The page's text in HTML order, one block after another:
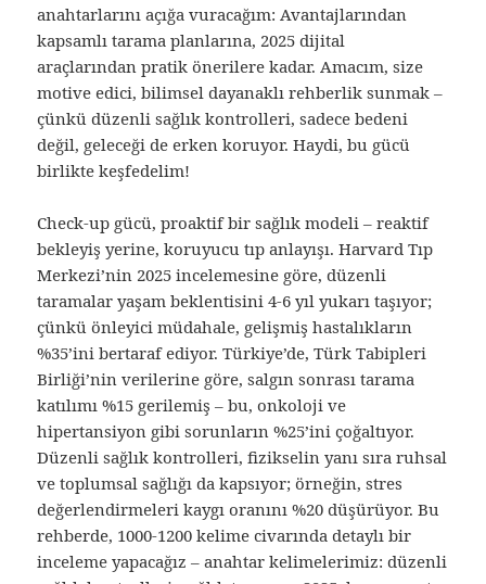
anahtarlarını açığa vuracağım: Avantajlarından
kapsamlı tarama planlarına, 2025 dijital
araçlarından pratik önerilere kadar. Amacım, size
motive edici, bilimsel dayanaklı rehberlik sunmak –
çünkü düzenli sağlık kontrolleri, sadece bedeni
değil, geleceği de erken koruyor. Haydi, bu gücü
birlikte keşfedelim!
Check-up gücü, proaktif bir sağlık modeli – reaktif
bekleyiş yerine, koruyucu tıp anlayışı. Harvard Tıp
Merkezi’nin 2025 incelemesine göre, düzenli
taramalar yaşam beklentisini 4-6 yıl yukarı taşıyor;
çünkü önleyici müdahale, gelişmiş hastalıkların
%35’ini bertaraf ediyor. Türkiye’de, Türk Tabipleri
Birliği’nin verilerine göre, salgın sonrası tarama
katılımı %15 gerilemiş – bu, onkoloji ve
hipertansiyon gibi sorunların %25’ini çoğaltıyor.
Düzenli sağlık kontrolleri, fizikselin yanı sıra ruhsal
ve toplumsal sağlığı da kapsıyor; örneğin, stres
değerlendirmeleri kaygı oranını %20 düşürüyor. Bu
rehberde, 1000-1200 kelime civarında detaylı bir
inceleme yapacağız – anahtar kelimelerimiz: düzenli